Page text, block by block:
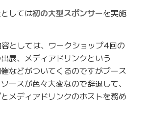
しては初の大型スポンサーを実施
としては、ワークショップ4回の
展、メディアドリンクという
などがついてくるのですがブース
ースが色々大変なので辞退して、
メディアドリンクのホストを務め